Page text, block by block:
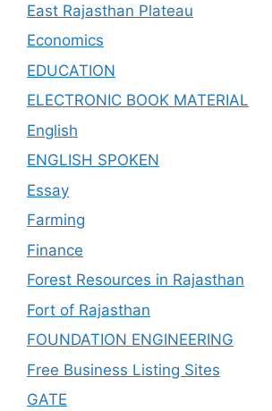
East Rajasthan Plateau
Economics
EDUCATION
ELECTRONIC BOOK MATERIAL
English
ENGLISH SPOKEN
Essay
Farming
Finance
Forest Resources in Rajasthan
Fort of Rajasthan
FOUNDATION ENGINEERING
Free Business Listing Sites
GATE